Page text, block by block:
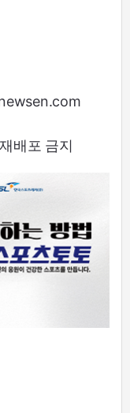
배포 금지